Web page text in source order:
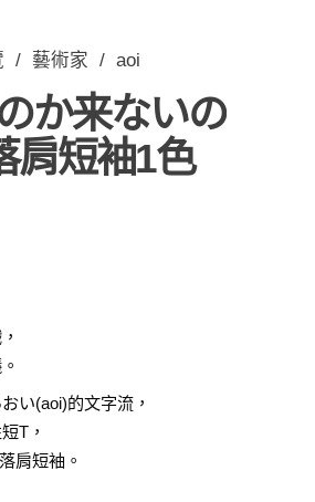
/ 藝術家 / aoi
か来ないの
肩短袖1色
い(aoi)的文字流，
T，
肩短袖。